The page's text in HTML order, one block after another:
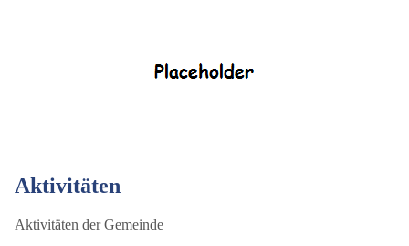
Aktivitäten
Aktivitäten der Gemeinde